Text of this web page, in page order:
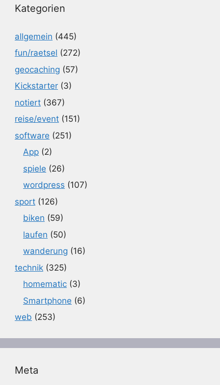
Kategorien
allgemein (445)
fun/raetsel (272)
geocaching (57)
Kickstarter (3)
notiert (367)
reise/event (151)
software (251)
App (2)
spiele (26)
wordpress (107)
sport (126)
biken (59)
laufen (50)
wanderung (16)
technik (325)
homematic (3)
Smartphone (6)
web (253)
Meta